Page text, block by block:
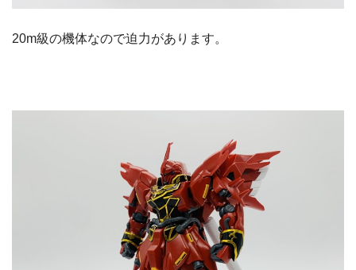
20m級の機体なので迫力があります。